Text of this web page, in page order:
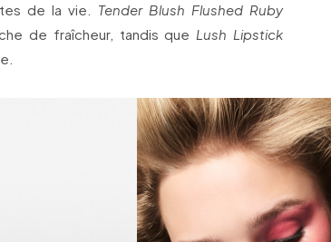
de la vie. Tender Blush Flushed Ruby
de fraîcheur, tandis que Lush Lipstick